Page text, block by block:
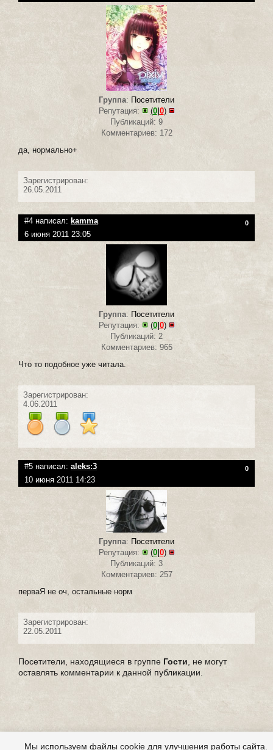
Группа: Посетители
Репутация:
(0| 0)
Публикаций: 9
Комментариев: 172
да, нормально+
Зарегистрирован:
26.05.2011
#4 написал: kamma 0
6 июня 2011 23:05
Группа: Посетители
Репутация:
(0| 0)
Публикаций: 2
Комментариев: 965
Что то подобное уже читала.
Зарегистрирован:
4.06.2011
#5 написал: aleks:3 0
10 июня 2011 14:23
Группа: Посетители
Репутация:
(0| 0)
Публикаций: 3
Комментариев: 257
перваЯ не оч, остальные норм
Зарегистрирован:
22.05.2011
Посетители, находящиеся в группе Гости , не могут
оставлять комментарии к данной публикации.
Мы используем файлы cookie для улучшения работы сайта.